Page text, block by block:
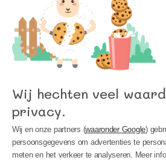
Word lid van onze
hoogte van het laatste
Meubels 24!
Wij hechten veel
privacy.
Wij en onze partners (waaronder Google)
persoonsgegevens om advertenties te
meten en het verkeer te analyseren. Meer